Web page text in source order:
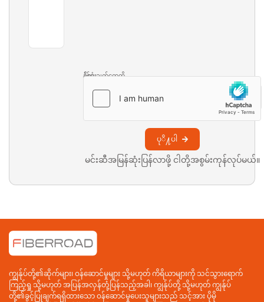
နိုင်ငံ
ခံစားချက်တွေကို
ပုိ႔ပါ
မင်းဆီအမြန်ဆုံးပြန်လာဖို့ ငါတို့အစွမ်းကုန်လုပ်မယ်။
ကျွန်ုပ်တို့၏ဆိုက်များ၊ ဝန်ဆောင်မှုများ သို့မဟုတ် ကိရိယာများကို သင်သွားရောက်
ကြည့်ရှု သို့မဟုတ် အပြန်အလှန်တုံ့ပြန်သည့်အခါ၊ ကျွန်ုပ်တို့ သို့မဟုတ် ကျွန်ုပ်
တို့၏ခွင့်ပြုချက်ရရှိထားသော ဝန်ဆောင်မှုပေးသူများသည် သင့်အား ပိုမို